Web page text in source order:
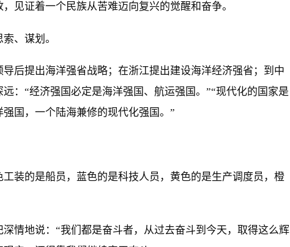
见证着一个民族从苦难迈向复兴的觉醒和奋争。
、谋划。
后提出海洋强省战略；在浙江提出建设海洋经济强省；到中
：“经济强国必定是海洋强国、航运强国。”“现代化的国家是
国，一个陆海兼修的现代化强国。”
装的是船员，蓝色的是科技人员，黄色的是生产调度员，橙
情地说：“我们都是奋斗者，从过去奋斗到今天，取得这么辉